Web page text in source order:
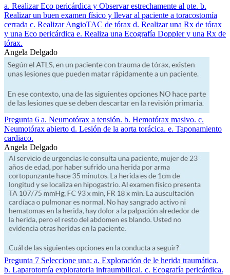
a. Realizar Eco pericárdica y Observar estrechamente al pte. b.
Realizar un buen examen físico y llevar al paciente a toracostomía
cerrada c. Realizar AngioTAC de tórax d. Realizar una Rx de tórax
y una Eco pericárdica e. Realiza una Ecografía Doppler y una Rx de
tórax.
Angela Delgado
Pregunta 6 a. Neumotórax a tensión. b. Hemotórax masivo. c.
Neumotórax abierto d. Lesión de la aorta torácica. e. Taponamiento
cardiaco.
Angela Delgado
Pregunta 7 Seleccione una: a. Exploración de le herida traumática.
b. Laparotomía exploratoria infraumbilical. c. Ecografía pericárdica.